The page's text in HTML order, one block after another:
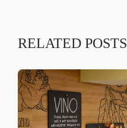
RELATED POSTS